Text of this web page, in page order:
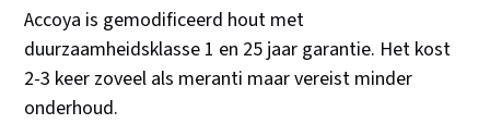
Accoya is gemodificeerd hout met
duurzaamheidsklasse 1 en 25 jaar garantie. Het kost
2-3 keer zoveel als meranti maar vereist minder
onderhoud.